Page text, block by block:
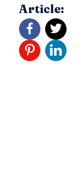
Article: